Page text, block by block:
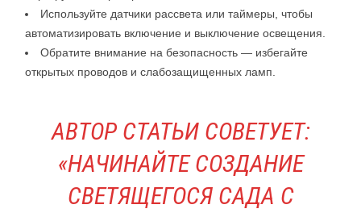
Используйте датчики рассвета или таймеры, чтобы
автоматизировать включение и выключение освещения.
Обратите внимание на безопасность — избегайте
открытых проводов и слабозащищенных ламп.
АВТОР СТАТЬИ СОВЕТУЕТ:
«НАЧИНАЙТЕ СОЗДАНИЕ
СВЕТЯЩЕГОСЯ САДА С